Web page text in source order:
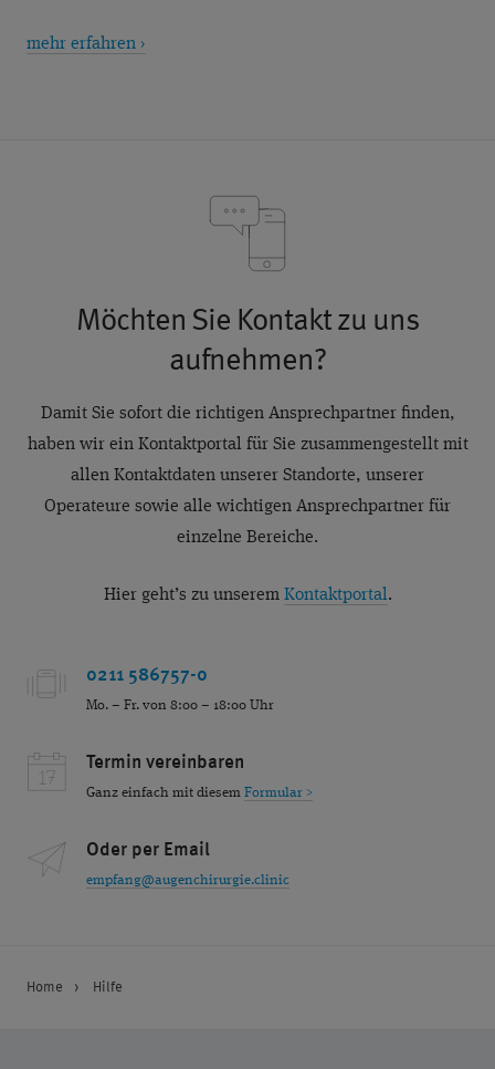
mehr erfahren ›
Möchten Sie Kontakt zu uns
aufnehmen?
Damit Sie sofort die richtigen Ansprechpartner finden,
haben wir ein Kontaktportal für Sie zusammengestellt mit
allen Kontaktdaten unserer Standorte, unserer
Operateure sowie alle wichtigen Ansprechpartner für
einzelne Bereiche.
Hier geht’s zu unserem Kontaktportal.
0211 586757-0
Mo. – Fr. von 8:00 – 18:00 Uhr
Termin vereinbaren
Ganz einfach mit diesem Formular >
Oder per Email
empfang@augenchirurgie.clinic
Home Hilfe